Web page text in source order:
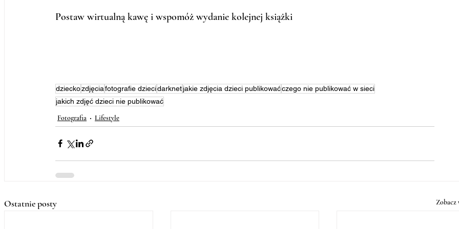
Postaw wirtualną kawę i wspomóż wydanie kolejnej książki
dzieckozdjęciafotografie dziecidarknetjakie zdjęcia dzieci publikowaćczego nie publikować w sieci
jakich zdjęć dzieci nie publikować
Fotografia Lifestyle
Ostatnie posty Zobacz